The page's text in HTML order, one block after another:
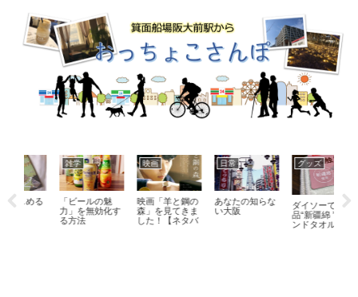
る
「ビールの魅
力」を無効化す
映画
映画「羊と鋼の
森」を見てきま
した！【ネタバ
日常
あなたの知らな
い大阪
グッズ
ダイソーで高級
品“新疆綿 ”のハ
ンドタオルが買
泣